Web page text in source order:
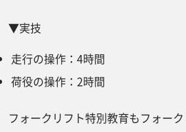
▼実技
走行の操作：4時間
荷役の操作：2時間
フォークリフト特別教育もフォー